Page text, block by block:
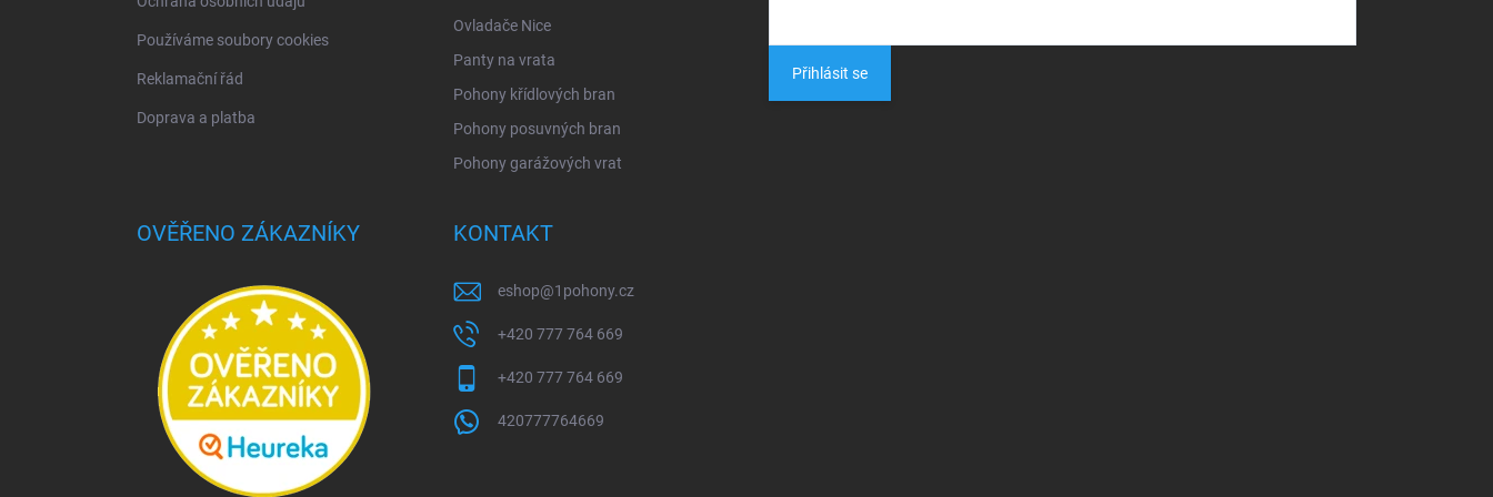
Používáme soubory cookies
Reklamační řád
Doprava a platba
Ovladače Nice
Panty na vrata
Pohony křídlových bran
Pohony posuvných bran
Pohony garážových vrat
Přihlásit se
OVĚŘENO ZÁKAZNÍKY KONTAKT
eshop@1pohony.cz
+420 777 764 669
+420 777 764 669
420777764669